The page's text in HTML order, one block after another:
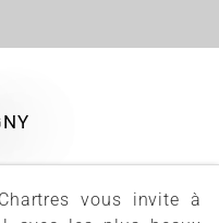
vous invite à